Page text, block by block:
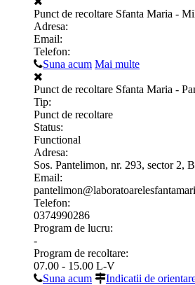
Punct de recoltare Sfanta Maria -
Adresa:
Email:
Telefon:
Suna acum Mai multe
Punct de recoltare Sfanta Maria -
Tip:
Punct de recoltare
Status:
Functional
Adresa:
Sos. Pantelimon, nr. 293, sector 2,
Email:
Telefon:
0374990286
Program de lucru:
-
Program de recoltare:
07.00 - 15.00 L-V
Suna acum
Indicatii de